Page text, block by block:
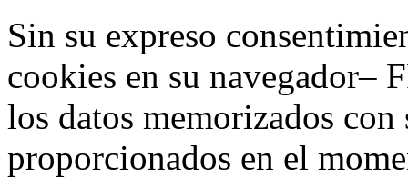
Sin su expreso
cookies en su navegador–
los datos memorizados con
proporcionados en el